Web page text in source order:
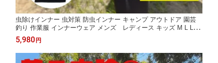
虫除けインナー 虫対策 防虫インナー キャンプ アウトドア 園芸
釣り 作業服 インナーウェア メンズ レディース キッズ M L LL L
3L
5,980 円